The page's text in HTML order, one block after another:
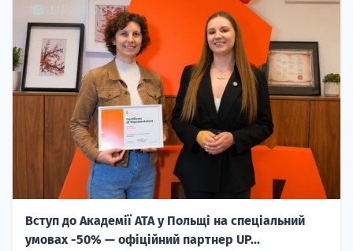
Вступ до Академії ATA у Польщі на спеціальний
умовах -50% — офіційний партнер UP...